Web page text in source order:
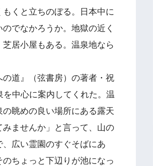
くと立ちのぼる。日本中に
でなかろうか。地獄の近く
居小屋もある。温泉地なら
道』（弦書房）の著者・祝
中心に案内してくれた。温
眺めの良い場所にある露天
ませんか」と言って、山の
広い霊園のすぐそばにあ
ちょっと下辺りが池になっ